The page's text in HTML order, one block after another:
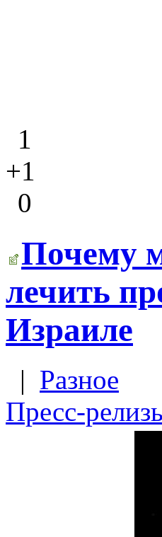
1
+1
0
Почему
лечить
Израиле
| Разное
Пресс-